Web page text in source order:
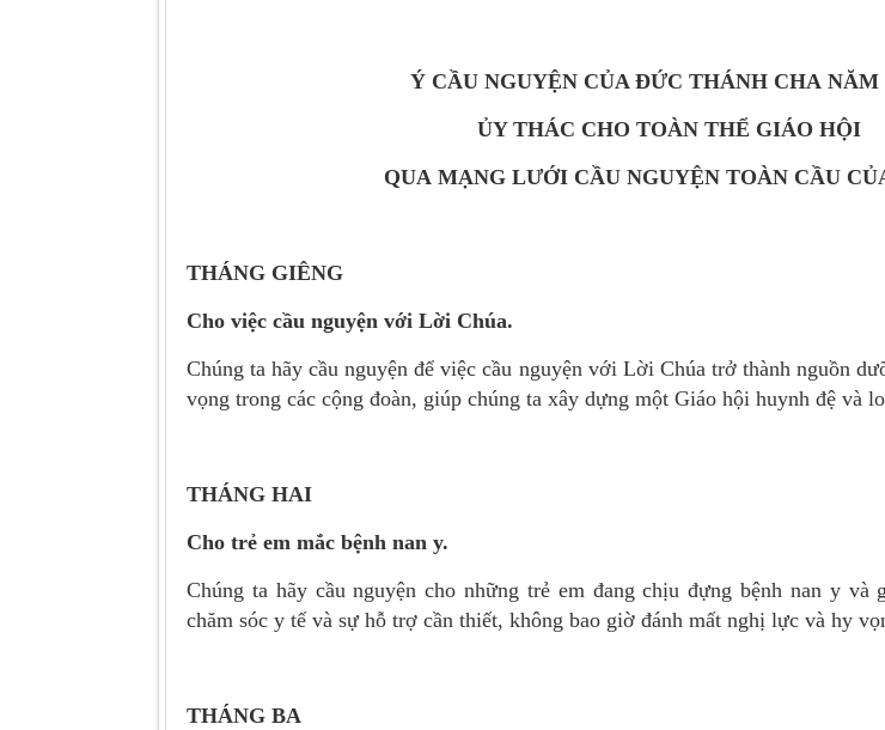
Ý CẦU NGUYỆN CỦA ĐỨC THÁNH CHA NĂM
ỦY THÁC CHO TOÀN THỂ GIÁO HỘI
QUAMẠNG LƯỚI CẦU NGUYỆN TOÀN CẦU
THÁNG GIÊNG
Cho việc cầu nguyện với Lời Chúa.
Chúng ta hãy cầu nguyện để việc cầu nguyện với Lời Chúa trở thành nguồn
vọng trong các cộng đoàn, giúp chúng ta xây dựng một Giáo hội huynh đệ và
THÁNG HAI
Cho trẻ em mắc bệnh nan y.
Chúng ta hãy cầu nguyện cho những trẻ em đang chịu đựng bệnh nan y và
chăm sóc y tế và sự hỗ trợ cần thiết, không bao giờ đánh mất nghị lực và hy
THÁNG BA